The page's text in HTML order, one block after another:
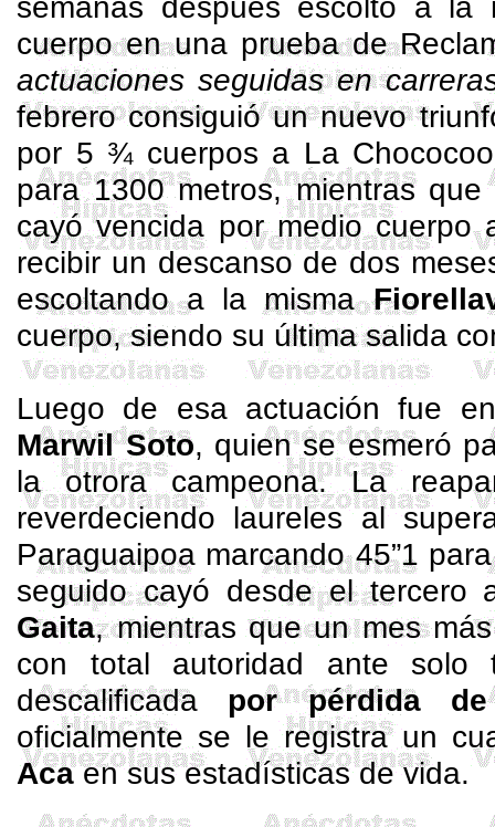
cuerpo en una prueba de
actuaciones seguidas en
febrero consiguió un nuevo
por 5 ¾ cuerpos a La
para 1300 metros, mientras
cayó vencida por medio cuerpo
recibir un descanso de dos
escoltando a la misma
cuerpo, siendo su última salida
Luego de esa actuación fue
MarwilSoto, quien se esmeró
la otrora campeona. La
reverdeciendo laureles al
Paraguaipoa marcando 45”1
seguido cayó desde el
Gaita, mientras que un mes
con total autoridad ante solo
descalificada por pérdida
oficialmente se le registra un
Acaen sus estadísticas de vida.